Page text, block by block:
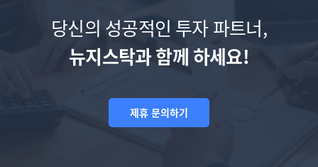
당신의 성공적인 투자 파트너,
뉴지스탁과 함께 하세요!
제휴 문의하기